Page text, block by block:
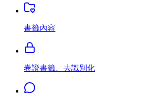
書籤內容
卷證書籤、去識別化